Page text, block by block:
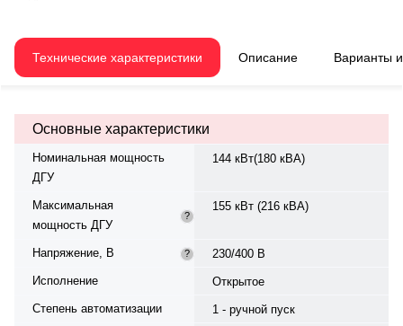
механическим регулятором.
Система охлаждения —
Stamford, синхронный,
трёхфазный, 230/400 В, 50 Гц.
Расход топлива при 75%
нагрузке — 31,3 л/ч. Время
— 1800 кг, габариты:
3000×1140×1770 мм.
— 12 месяцев или 1000
моточасов.
Технические характеристики Описание Варианты
Основные характеристики
Номинальная мощность
ДГУ
144 кВт(180 кВА)
Максимальная
мощность ДГУ
?
155 кВт (216 кВА)
Напряжение, В ?
230/400 В
Исполнение
Открытое
Степень автоматизации
1 - ручной пуск